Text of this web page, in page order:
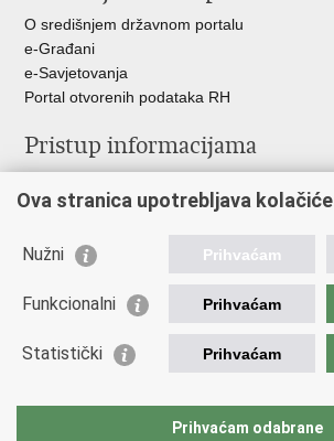
O središnjem državnom portalu
e-Građani
e-Savjetovanja
Portal otvorenih podataka RH
Pristup informacijama
Savjetovanje
Zapošljavanje
Odnosi s javnošću
Važne poveznice
Ministarstvo unutarnjih poslova
Ova stranica upotrebljava kolačiće
Nužni Prihvaćam
Funkcionalni Prihvaćam
Statistički Prihvaćam
Prihvaćam odabrane